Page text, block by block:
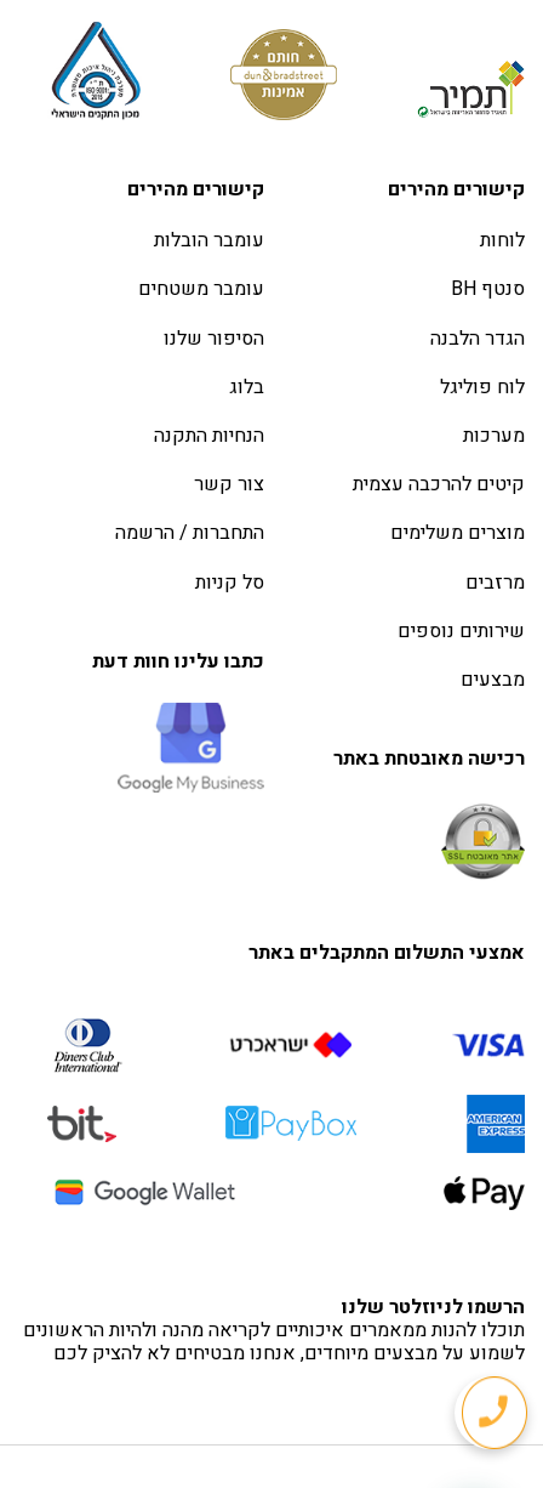
קישורים מהירים
לוחות
סנטף BH
הגדר הלבנה
לוח פוליגל
מערכות
קיטים להרכבה עצמית
מוצרים משלימים
מרזבים
שירותים נוספים
מבצעים
רכישה מאובטחת באתר
קישורים מהירים
עומבר הובלות
עומבר משטחים
הסיפור שלנו
בלוג
הנחיות התקנה
צור קשר
התחברות / הרשמה
סל קניות
כתבו עלינו חוות דעת
אמצעי התשלום המתקבלים באתר
הרשמו לניוזלטר שלנו
תוכלו להנות ממאמרים איכותיים לקריאה מהנה ולהיות הראשונים
לשמוע על מבצעים מיוחדים, אנחנו מבטיחים לא להציק לכם